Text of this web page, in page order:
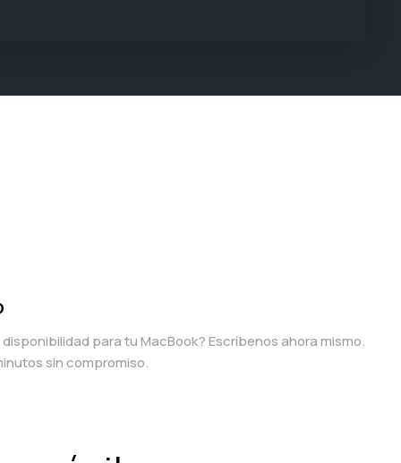
para tu MacBook? Escríbenos ahora mismo.
sin compromiso.